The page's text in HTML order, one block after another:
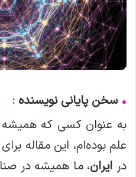
•سخن پایانی نویسنده :
به عنوان کسی که همیشه
علم بوده‌ام، این مقاله
در ایران، ما همیشه در